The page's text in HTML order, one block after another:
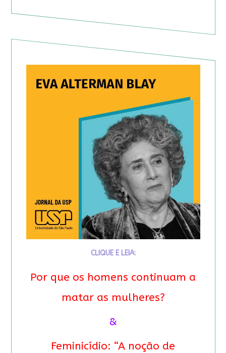
CLIQUE E LEIA:
Por que os homens continuam a
matar as mulheres?
&
Feminicídio: “A noção de